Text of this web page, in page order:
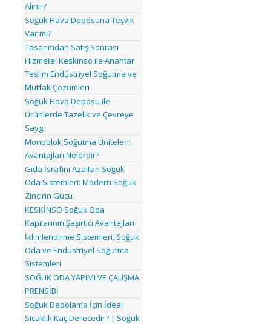
Alınır?
Soğuk Hava Deposuna Teşvik
Var mı?
Tasarımdan Satış Sonrası
Hizmete: Keskinso ile Anahtar
Teslim Endüstriyel Soğutma ve
Mutfak Çözümleri
Soğuk Hava Deposu ile
Ürünlerde Tazelik ve Çevreye
Saygı
Monoblok Soğutma Üniteleri:
Avantajları Nelerdir?
Gıda İsrafını Azaltan Soğuk
Oda Sistemleri: Modern Soğuk
Zincirin Gücü
KESKİNSO Soğuk Oda
Kapılarının Şaşırtıcı Avantajları
İklimlendirme Sistemleri, Soğuk
Oda ve Endüstriyel Soğutma
Sistemleri
SOĞUK ODA YAPIMI VE ÇALIŞMA
PRENSİBİ
Soğuk Depolama İçin İdeal
Sıcaklık Kaç Derecedir? | Soğuk